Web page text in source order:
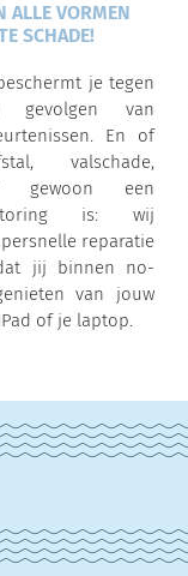
ALLE VORMEN
SCHADE!
je tegen
van
En of
valschade,
gewoon een
storing is: wij
reparatie
jij binnen no-
van jouw
of je laptop.